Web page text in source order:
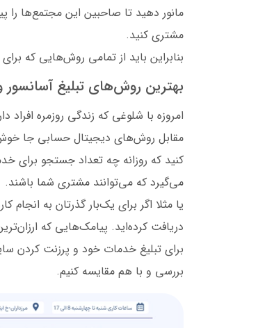
مانور دهید تا صاحبین این مجتمع‌ها
مشتری کنید.
بنابراین باید از تمامی روش‌هایی که
بهترین روش‌های تبلیغ آسانسور و
امروزه با شلوغی که زندگی روزمره
مقابل روش‌های دیجیتال حسابی جا خوش
کنید که روزانه چه تعداد جستجو
می‌گیرد که می‌توانند مشتری شما باشند.
یا مثلا اگر برای یک‌بار گذرتان به
دریافت کرده‌اید. پیامک‌هایی که
برای تبلیغ خدمات خود و پرزنت کردن
بررسی و با هم مقایسه کنیم.